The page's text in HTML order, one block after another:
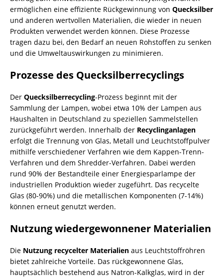
ermöglichen eine effiziente Rückgewinnung von Quecksilber
und anderen wertvollen Materialien, die wieder in neuen
Produkten verwendet werden können. Diese Prozesse
tragen dazu bei, den Bedarf an neuen Rohstoffen zu senken
und die Umweltauswirkungen zu minimieren.
Prozesse des Quecksilberrecyclings
Der Quecksilberrecycling-Prozess beginnt mit der
Sammlung der Lampen, wobei etwa 10% der Lampen aus
Haushalten in Deutschland zu speziellen Sammelstellen
zurückgeführt werden. Innerhalb der Recyclinganlagen
erfolgt die Trennung von Glas, Metall und Leuchtstoffpulver
mithilfe verschiedener Verfahren wie dem Kappen-Trenn-
Verfahren und dem Shredder-Verfahren. Dabei werden
rund 90% der Bestandteile einer Energiesparlampe der
industriellen Produktion wieder zugeführt. Das recycelte
Glas (80-90%) und die metallischen Komponenten (7-14%)
können erneut genutzt werden.
Nutzung wiedergewonnener Materialien
Die Nutzung recycelter Materialien aus Leuchtstoffröhren
bietet zahlreiche Vorteile. Das rückgewonnene Glas,
hauptsächlich bestehend aus Natron-Kalkglas, wird in der